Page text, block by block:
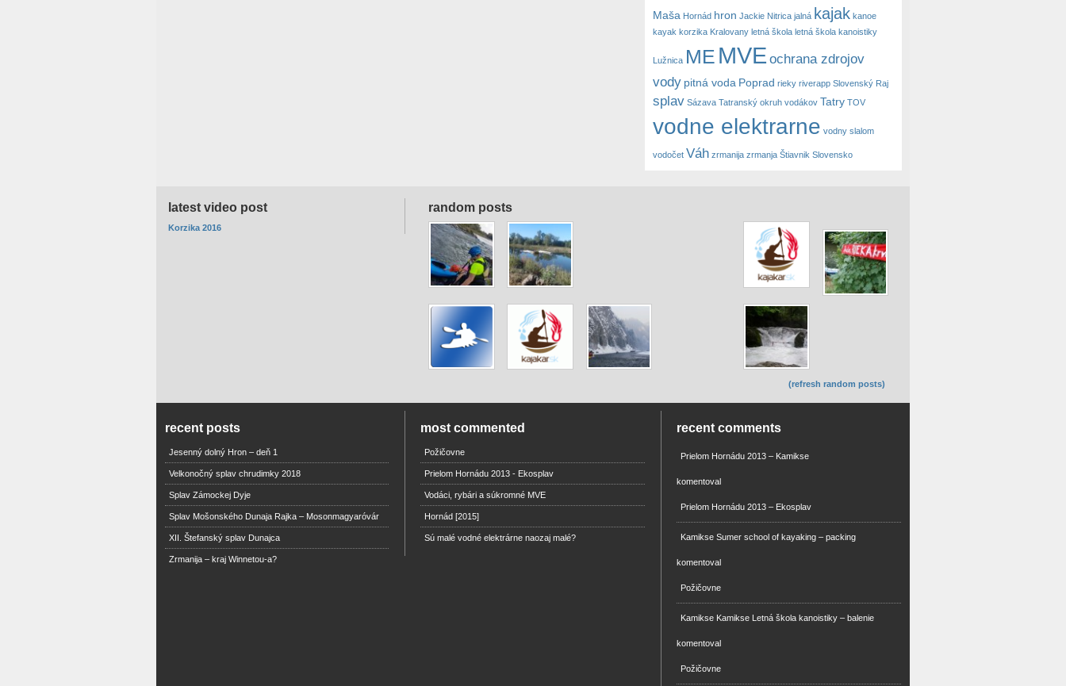
Maša Hornád hron Jackie Nitrica jalná kajak kanoe
kayak korzika Kralovany letná škola letná škola kanoistiky
Lužnica ME MVE ochrana zdrojov
vody pitná voda Poprad rieky riverapp Slovenský Raj
splav Sázava Tatranský okruh vodákov Tatry TOV
vodne elektrarne vodny slalom
vodočet Váh zrmanija zrmanja Štiavnik Slovensko
random posts
(refresh random posts)
latest video post
Korzika 2016
recent posts
Jesenný dolný Hron – deň 1
Velkonočný splav chrudimky 2018
Splav Zámockej Dyje
Splav Mošonského Dunaja Rajka – Mosonmagyaróvár
XII. Štefanský splav Dunajca
Zrmanija – kraj Winnetou-a?
most commented
Požičovne
Prielom Hornádu 2013 - Ekosplav
Vodáci, rybári a súkromné MVE
Hornád [2015]
Sú malé vodné elektrárne naozaj malé?
recent comments
Prielom Hornádu 2013 – Kamikse
komentoval
Prielom Hornádu 2013 – Ekosplav
Kamikse Sumer school of kayaking – packing
komentoval
Požičovne
Kamikse Kamikse Letná škola kanoistiky – balenie
komentoval
Požičovne